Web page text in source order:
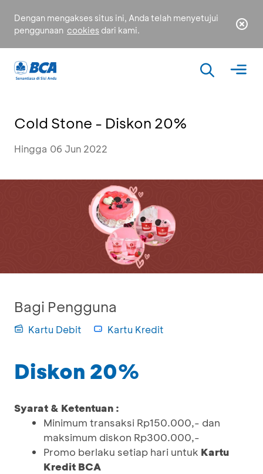
Dengan mengakses situs ini, Anda telah menyetujui
penggunaan cookies dari kami.
Cold Stone - Diskon 20%
Hingga 06 Jun 2022
Bagi Pengguna
Kartu Debit Kartu Kredit
Diskon 20%
Syarat & Ketentuan :
Minimum transaksi Rp150.000,- dan
maksimum diskon Rp300.000,-
Promo berlaku setiap hari untuk Kartu
Kredit BCA